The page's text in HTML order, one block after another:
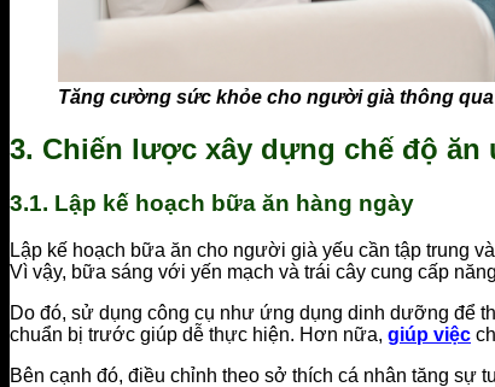
Tăng cường sức khỏe cho người già thông
3. Chiến lược xây dựng chế độ ăn
3.1. Lập kế hoạch bữa ăn hàng ngày
Lập kế hoạch bữa ăn cho người già yếu cần tập trung
Vì vậy, bữa sáng với yến mạch và trái cây cung cấp
Do đó, sử dụng công cụ như ứng dụng dinh dưỡng để
chuẩn bị trước giúp dễ thực hiện. Hơn nữa, giúp việc
Bên cạnh đó, điều chỉnh theo sở thích cá nhân tăng sự